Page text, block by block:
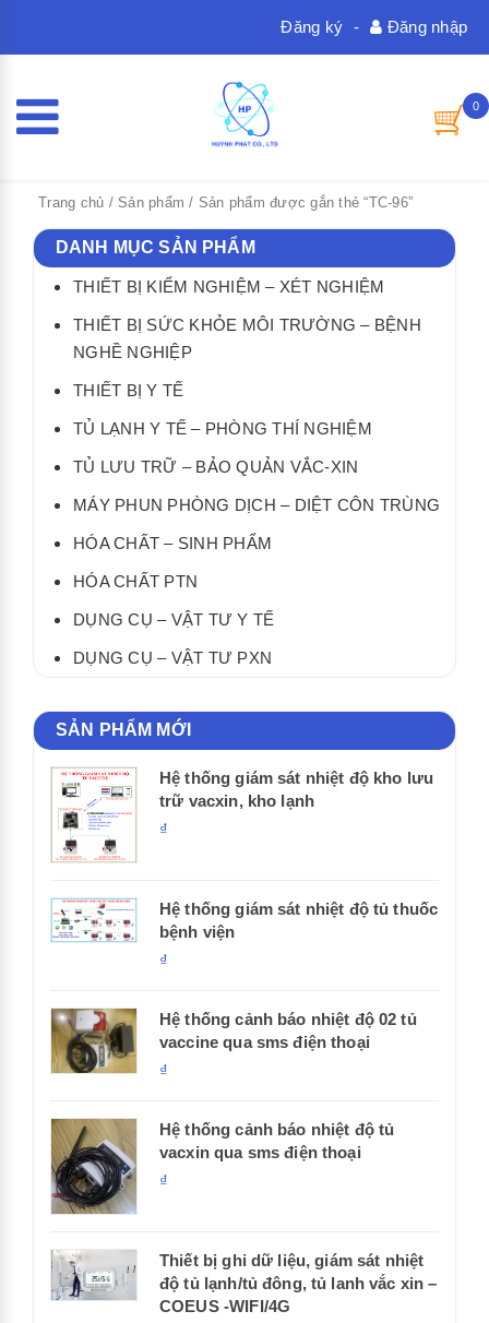
Đăng nhập
-
Đăng ký
0
Trang chủ / Sản phẩm / Sản phẩm được gắn thẻ “TC-96”
DANH MỤC SẢN PHẨM
THIẾT BỊ KIỂM NGHIỆM – XÉT NGHIỆM
THIẾT BỊ SỨC KHỎE MÔI TRƯỜNG – BỆNH
NGHỀ NGHIỆP
THIẾT BỊ Y TẾ
TỦ LẠNH Y TẾ – PHÒNG THÍ NGHIỆM
TỦ LƯU TRỮ – BẢO QUẢN VẮC-XIN
MÁY PHUN PHÒNG DỊCH – DIỆT CÔN TRÙNG
HÓA CHẤT – SINH PHẨM
HÓA CHẤT PTN
DỤNG CỤ – VẬT TƯ Y TẾ
DỤNG CỤ – VẬT TƯ PXN
SẢN PHẨM MỚI
Hệ thống giám sát nhiệt độ kho lưu
trữ vacxin, kho lạnh
₫
Hệ thống giám sát nhiệt độ tủ thuốc
bệnh viện
₫
Hệ thống cảnh báo nhiệt độ 02 tủ
vaccine qua sms điện thoại
₫
Hệ thống cảnh báo nhiệt độ tủ
vacxin qua sms điện thoại
₫
Thiết bị ghi dữ liệu, giám sát nhiệt
độ tủ lạnh/tủ đông, tủ lanh vắc xin –
COEUS -WIFI/4G